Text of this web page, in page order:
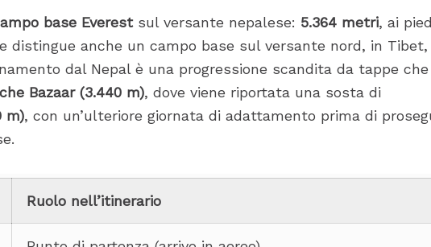
base Everestsul versante nepalese: 5.364 metri, ai
distingue anche un campo base sul versante nord, in Tibet,
dal Nepal è una progressione scandita da tappe che
Bazaar (3.440 m), dove viene riportata una sosta di
m), con un’ulteriore giornata di adattamento prima di
Ruolo nell’itinerario